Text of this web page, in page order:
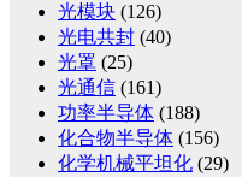
光模块 (126)
光电共封 (40)
光罩 (25)
光通信 (161)
功率半导体 (188)
化合物半导体 (156)
化学机械平坦化 (29)